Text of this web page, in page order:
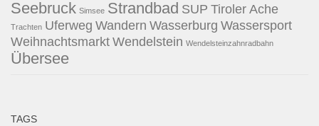
Seebruck Simsee Strandbad SUP Tiroler Ache
Trachten Uferweg Wandern Wasserburg Wassersport
Weihnachtsmarkt Wendelstein Wendelsteinzahnradbahn
Übersee
TAGS